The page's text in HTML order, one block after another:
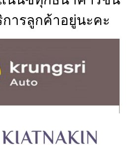
ารลูกค้าอยู่นะคะ